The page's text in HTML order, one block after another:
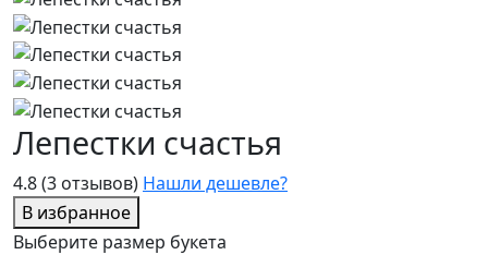
4.8(3 отзывов) Нашли дешевле?
В избранное
Лепестки счастья
Выберите размер букета